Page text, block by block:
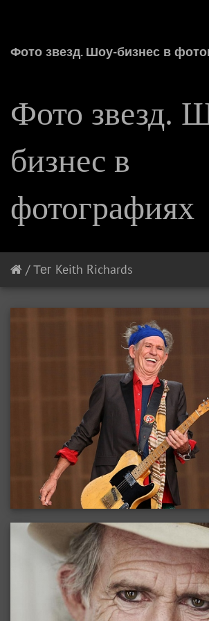
Фото звезд. Шоу-бизнес в
Фото звезд.
бизнес в
фотографиях
/Тег Keith Richards